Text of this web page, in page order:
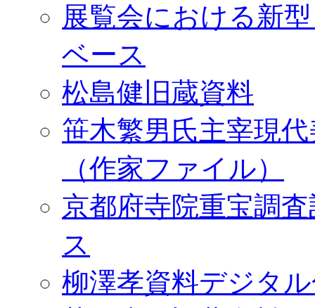
展覧会における新
ベース
松島健旧蔵資料
笹木繁男氏主宰現
（作家ファイル）
京都府寺院重宝調
ス
柳澤孝資料デジタ